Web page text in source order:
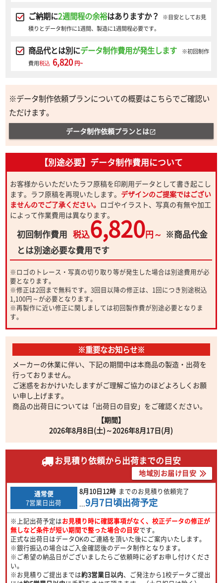
ご納期に2週間程の余裕はありますか？
※目安としてお見
積りとデータ制作に1週間、製造に1週間程必要です。
商品代とは別にデータ制作費用が発生します
※初回制作
費用税込 6,820 円~
※データ制作依頼プランについての概要はこちらでご確認い
ただけます。
データ制作依頼プランとは open_in_new
【別途必要】データ制作費用について
お客様からいただいたラフ原稿を印刷用データとして書き起こし
ます。ラフ原稿を再現いたします。 デザインのご提案ではござい
ませんのでご了承ください。 ロゴやイラスト、写真の有無や加工
によって作業費用は異なります。
初回制作費用 税込6,820円～ ※商品代金
とは別途必要な費用です
※ロゴのトレース・写真の切り取り等が発生した場合は別途費用が必
要となります。
※修正は2回まで無料です。3回目以降の修正は、1回につき別途税込
1,100円～が必要となります。
※再製作に近い修正に関しましては初回製作費が別途必要となりま
す。
※重要なお知らせ※
メーカーの休業に伴い、下記の期間中は本商品の製造・出荷を
行っておりません。
ご迷惑をおかけいたしますがご理解ご協力のほどよろしくお願
い申し上げます。
商品の出荷日については「出荷日の目安」をご確認ください。
【期間】
2026年8月8日(土)～2026年8月17日(月)
お見積り依頼から出荷までの目安
地域別お届け目安
通常便
7営業日出荷
8月10日12時 までのお見積り依頼完了
...9月7日頃出荷予定
※上記出荷予定はお見積り時に確認事項がなく、校正データの修正が
無しなど条件が短い期間で整った場合の目安です。
正式な出荷日はデータOKのご連絡を頂いた後にご案内いたします。
※銀行振込の場合はご入金確認後のデータ制作となります。
※ご希望の納品日がございましたらご依頼時に必ずお申し付けくださ
い。
※お見積りご提出までは約3営業日以内、ご発注から1校データご提出